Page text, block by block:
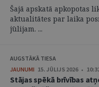
Šajā apskatā apkopotas
aktualitātes par laika
jūlijam. ...
AUGSTĀKĀ TIESA
JAUNUMI 15. JŪLIJS 2026 •
Stājas spēkā brīvības